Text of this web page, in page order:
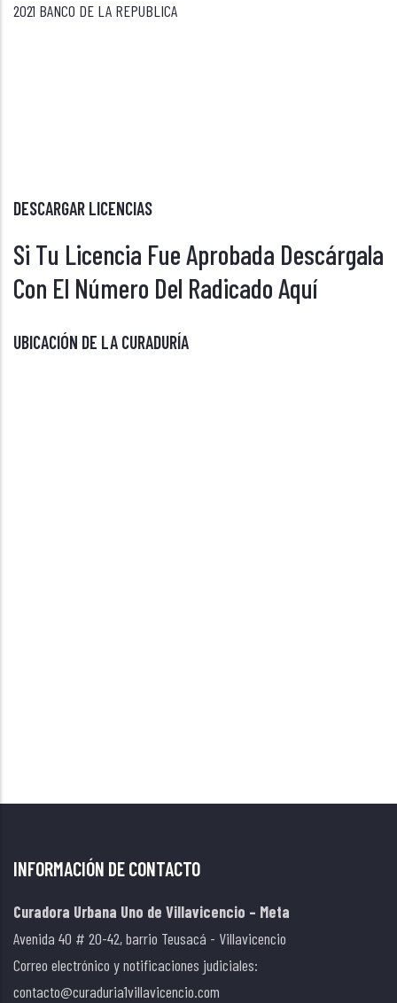
2021 BANCO DE LA REPUBLICA
DESCARGAR LICENCIAS
Si Tu Licencia Fue Aprobada Descárgala
Con El Número Del Radicado Aquí
UBICACIÓN DE LA CURADURÍA
INFORMACIÓN DE CONTACTO
Curadora Urbana Uno de Villavicencio – Meta
Avenida 40 # 20-42, barrio Teusacá - Villavicencio
Correo electrónico y notificaciones judiciales:
contacto@curaduria1villavicencio.com